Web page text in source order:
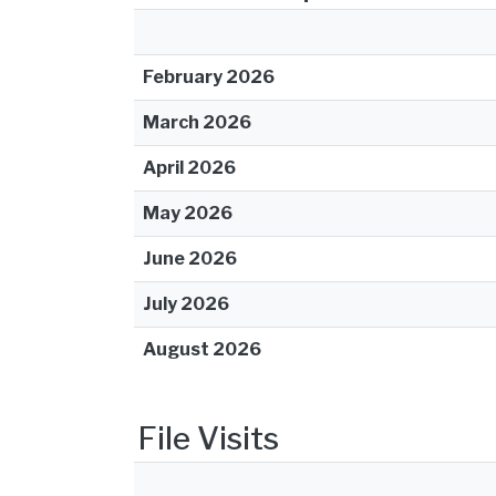
February 2026
March 2026
April 2026
May 2026
June 2026
July 2026
August 2026
File Visits